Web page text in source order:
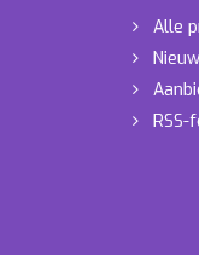
Alle
RSS-